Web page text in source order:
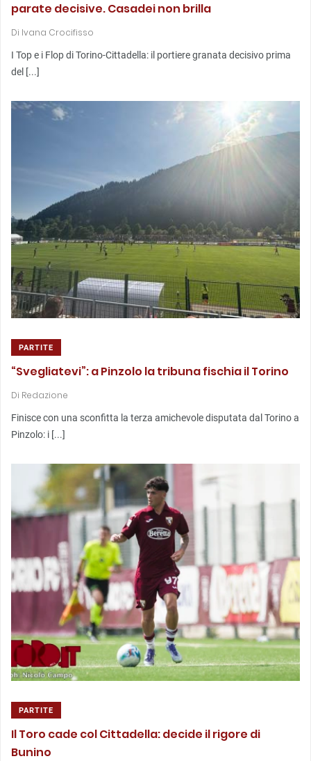
parate decisive. Casadei non brilla
Di Ivana Crocifisso
I Top e i Flop di Torino-Cittadella: il portiere granata decisivo prima
del [...]
PARTITE
“Svegliatevi”: a Pinzolo la tribuna fischia il Torino
Di Redazione
Finisce con una sconfitta la terza amichevole disputata dal Torino a
Pinzolo: i [...]
PARTITE
Il Toro cade col Cittadella: decide il rigore di
Bunino